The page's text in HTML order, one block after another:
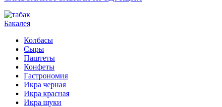
Бакалея
Колбасы
Сыры
Паштеты
Конфеты
Гастрономия
Икра черная
Икра красная
Икра щуки